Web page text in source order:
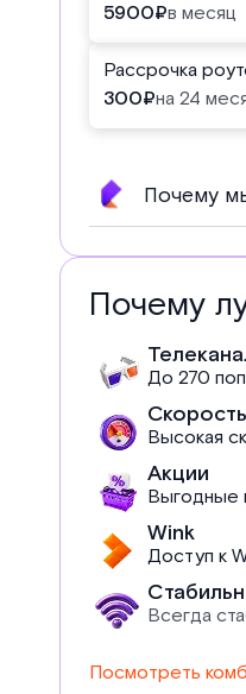
5900₽в месяц
Рассрочка
300₽на 24
Почему
Почему
До 270
Скорость
Высокая
Акции
Выгодные
Wink
Доступ к
Всегда
Посмотреть